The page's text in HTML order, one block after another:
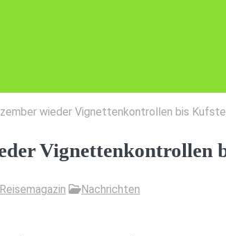
wieder Vignettenkontrollen bis
Vignettenkontrollen
Nachrichten